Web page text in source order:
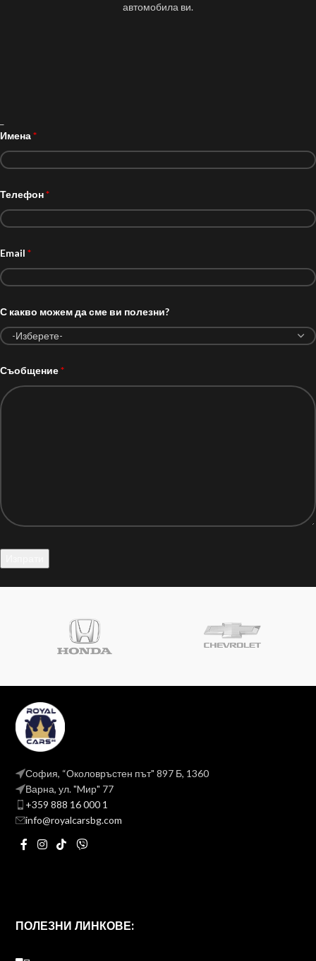
автомобила ви.
Имена*
Телефон*
Email *
С какво можем да сме ви полезни?
Съобщение*
София, “Околовръстен път" 897 Б, 1360
Варна, ул. "Mир" 77
+359 888 16 000 1
info@royalcarsbg.com
ПОЛЕЗНИ ЛИНКОВЕ: